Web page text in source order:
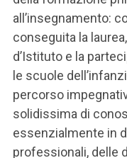
all’insegnamento:
conseguita la
d’Istituto e la
le scuole
percorso
solidissima di
essenzialmente in
professionali, delle